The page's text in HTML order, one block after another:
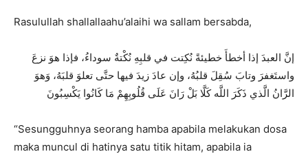
Rasulullah shallallaahu’alaihi wa sallam bersabda,
إنَّ العبدَ إذا أخطأَ خطيئةً نُكِتت في قلبِهِ نُكْتةٌ سوداءُ، فإذا هوَ نزعَ
واستَغفرَ وتابَ سُقِلَ قلبُهُ، وإن عادَ زيدَ فيها حتَّى تعلوَ قلبَهُ، وَهوَ
الرَّانُ الَّذي ذَكَرَ اللَّه كَلَّا بَلْ رَانَ عَلَى قُلُوبِهِمْ مَا كَانُوا يَكْسِبُونَ
“Sesungguhnya seorang hamba apabila melakukan dosa
maka muncul di hatinya satu titik hitam, apabila ia